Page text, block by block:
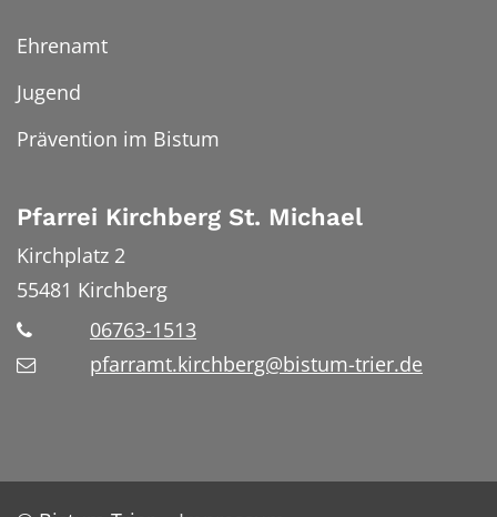
Ehrenamt
Jugend
Prävention im Bistum
Pfarrei Kirchberg St. Michael
Kirchplatz 2
55481 Kirchberg
06763-1513
pfarramt.kirchberg@bistum-trier.de